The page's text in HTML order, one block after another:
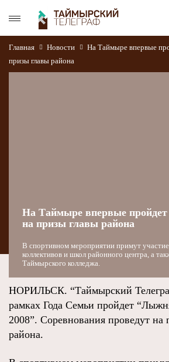
Главная Новости
На Таймыре впервые
призы главы района
На Таймыре впервые
на призы главы района
В спортивном мероприятии примут
коллективов и школ районного центра, а
Таймырского колледжа.
НОРИЛЬСК. “Таймырский
рамках Года Семьи пройдет
2008”. Соревнования проведут на
района.